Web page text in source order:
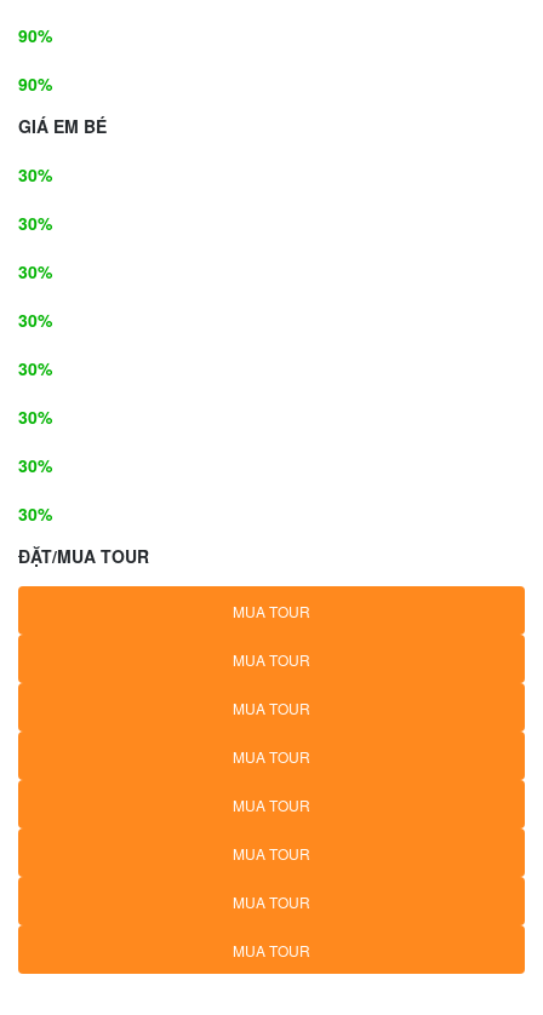
90%
90%
GIÁ EM BÉ
30%
30%
30%
30%
30%
30%
30%
30%
ĐẶT/MUA TOUR
MUA TOUR
MUA TOUR
MUA TOUR
MUA TOUR
MUA TOUR
MUA TOUR
MUA TOUR
MUA TOUR